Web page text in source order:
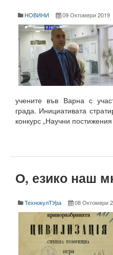
Учебна дейност
Учебен отдел
Преподаватели
Настоящи
Публикации
Тюторна система
Учебна издателска
Електронно списание на
НОВИНИ 09 Октомври 2019
учените във Варна с
града. Инициативата
конкурс „Научни
О, езико наш
ТехнокулТУра 08 Октомври